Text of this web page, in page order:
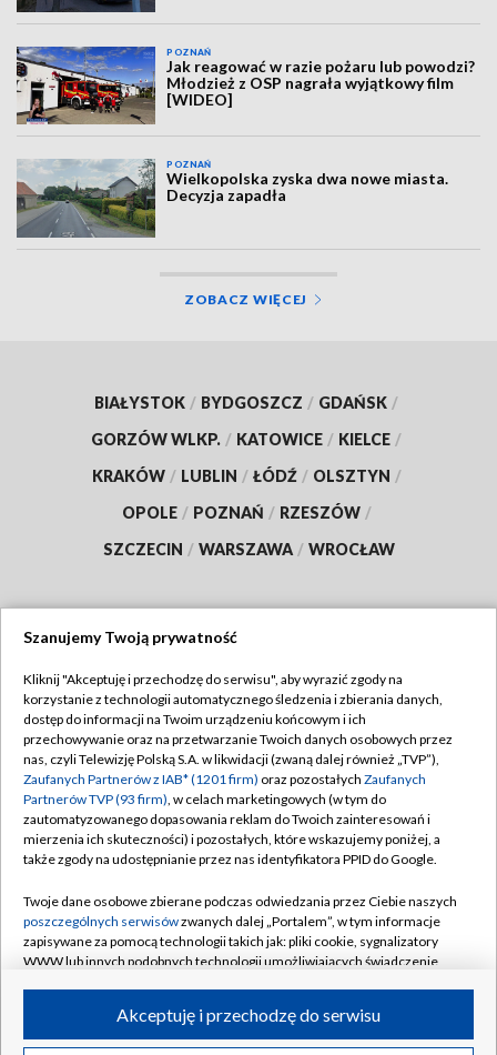
POZNAŃ
Jak reagować w razie pożaru lub powodzi?
Młodzież z OSP nagrała wyjątkowy film
[WIDEO]
POZNAŃ
Wielkopolska zyska dwa nowe miasta.
Decyzja zapadła
ZOBACZ WIĘCEJ
BIAŁYSTOK / BYDGOSZCZ / GDAŃSK /
GORZÓW WLKP. / KATOWICE / KIELCE /
KRAKÓW / LUBLIN / ŁÓDŹ / OLSZTYN /
OPOLE / POZNAŃ / RZESZÓW /
SZCZECIN / WARSZAWA / WROCŁAW
TVP
Abonament TVP
Emisja w TVP
Centrum informacji TVP
Naziemna Telewizja Cyfrowa
Rada Programowa
System NOS
Informacje o nadawcy
Program dla prasy
Regulamin TVP
Polityka prywatności
Moje zgody
Pomoc
Kontakt
Kanały
©2026 Telewizja Polska S.A. w likwidacji
Szanujemy Twoją prywatność
Kliknij "Akceptuję i przechodzę do serwisu", aby wyrazić zgody na
korzystanie z technologii automatycznego śledzenia i zbierania danych,
dostęp do informacji na Twoim urządzeniu końcowym i ich
przechowywanie oraz na przetwarzanie Twoich danych osobowych przez
nas, czyli Telewizję Polską S.A. w likwidacji (zwaną dalej również „TVP”),
Zaufanych Partnerów z IAB* (1201 firm) oraz pozostałych Zaufanych
Partnerów TVP (93 firm), w celach marketingowych (w tym do
zautomatyzowanego dopasowania reklam do Twoich zainteresowań i
mierzenia ich skuteczności) i pozostałych, które wskazujemy poniżej, a
także zgody na udostępnianie przez nas identyfikatora PPID do Google.
Twoje dane osobowe zbierane podczas odwiedzania przez Ciebie naszych
poszczególnych serwisówzwanych dalej „Portalem”, w tym informacje
zapisywane za pomocą technologii takich jak: pliki cookie, sygnalizatory
WWW lub innych podobnych technologii umożliwiających świadczenie
ruchu w Internecie.Akceptuję i przechodzę do serwisu